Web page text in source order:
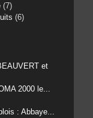
(7)
(6)
et
2000 le...
: Abbaye...